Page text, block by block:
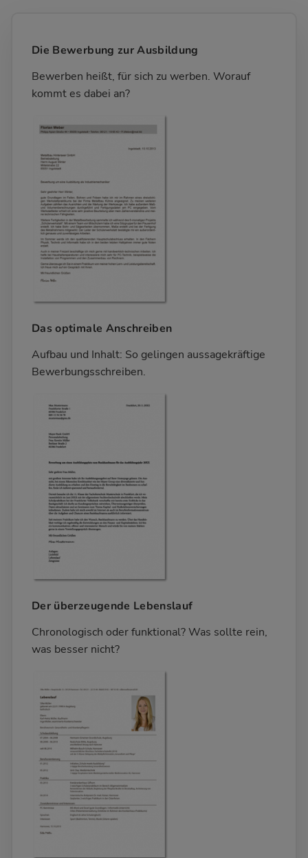
Die Bewerbung zur Ausbildung
Bewerben heißt, für sich zu werben. Worauf
kommt es dabei an?
Das optimale Anschreiben
Aufbau und Inhalt: So gelingen aussagekräftige
Bewerbungsschreiben.
Der überzeugende Lebenslauf
Chronologisch oder funktional? Was sollte rein,
was besser nicht?